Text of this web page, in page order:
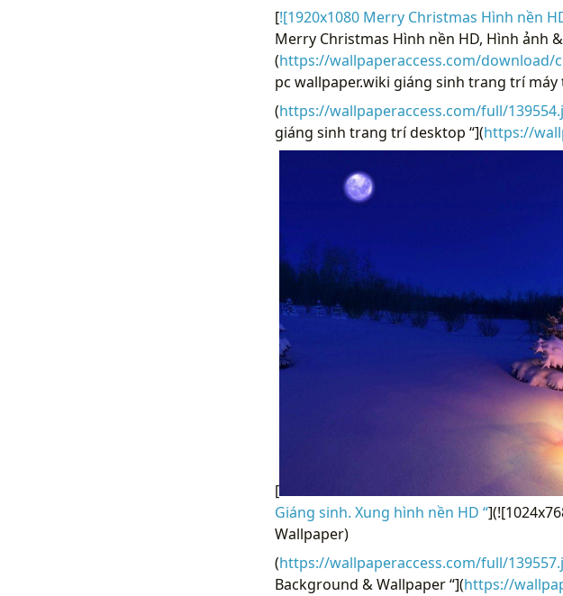
[![1920x1080 Merry Christmas Hình nền
Merry Christmas Hình nền HD, Hình ảnh
(https://wallpaperaccess.com/download/
pc wallpaper.wiki giáng sinh trang trí máy
(https://wallpaperaccess.com/full/
giáng sinh trang trí desktop “](https://
[
Giáng sinh. Xung hình nền HD “
Wallpaper)
(https://wallpaperaccess.com/full/
Background & Wallpaper “](https://